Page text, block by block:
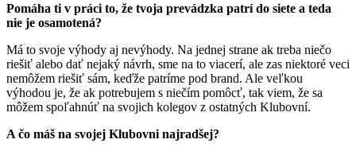
Pomáha ti v práci to, že tvoja prevádzka patrí do siete a teda
nie je osamotená?
Má to svoje výhody aj nevýhody. Na jednej strane ak treba niečo
riešiť alebo dať nejaký návrh, sme na to viacerí, ale zas niektoré veci
nemôžem riešiť sám, keďže patríme pod brand. Ale veľkou
výhodou je, že ak potrebujem s niečím pomôcť, tak viem, že sa
môžem spoľahnúť na svojich kolegov z ostatných Klubovní.
A čo máš na svojej Klubovni najradšej?